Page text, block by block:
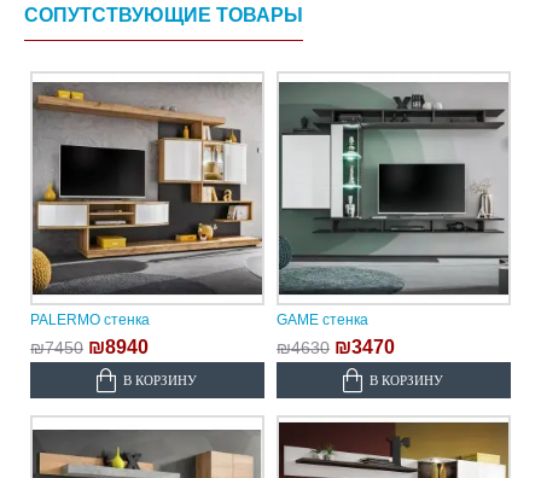
СОПУТСТВУЮЩИЕ ТОВАРЫ
PALERMO стенка
₪7450 ₪8940
В КОРЗИНУ
GAME стенка
₪4630 ₪3470
В КОРЗИНУ